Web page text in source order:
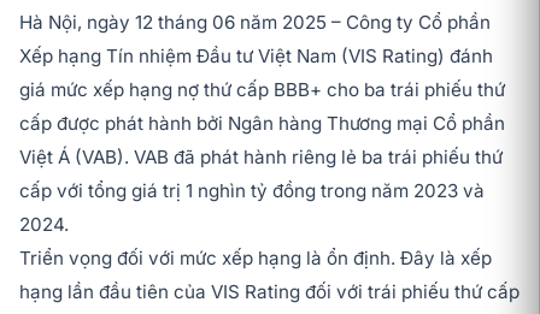
Hà Nội, ngày 12 tháng 06 năm 2025 – Công ty Cổ phần
Xếp hạng Tín nhiệm Đầu tư Việt Nam (VIS Rating) đánh
giá mức xếp hạng nợ thứ cấp BBB+ cho ba trái phiếu thứ
cấp được phát hành bởi Ngân hàng Thương mại Cổ phần
Việt Á (VAB). VAB đã phát hành riêng lẻ ba trái phiếu thứ
cấp với tổng giá trị 1 nghìn tỷ đồng trong năm 2023 và
2024.
Triển vọng đối với mức xếp hạng là ổn định. Đây là xếp
hạng lần đầu tiên của VIS Rating đối với trái phiếu thứ cấp